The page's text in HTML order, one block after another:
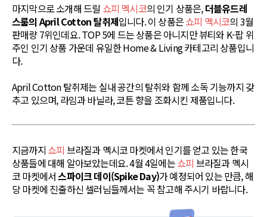
마지막으로 소개해 드릴 쇼피 멕시코의 인기 상품은,더블유드레
스룸의 April Cotton 탈취제입니다. 이 상품은쇼피 멕시코의 3월
판매량 7위인데요. TOP 5에 드는 상품은 아니지만 뷰티와 K-팝 위
주인 인기 상품 가운데 유일한 Home & Living 카테고리 상품입니
다.
April Cotton 탈취제는 실내 공간의 탈취와 함께 소독 기능까지 갖
추고 있으며, 라임과 바닐라, 코튼 향을 조화시킨 제품입니다.
지금까지 쇼피 브라질과 멕시코 마켓에서 인기를 얻고 있는 한국
상품들에 대해 알아보았는데요. 4월 4일에는쇼피 브라질과 멕시
코 마켓에서스파이크 데이(Spike Day)가 예정되어 있는 만큼, 해
당 마켓에 진출하신 셀러님들께서는 꼭 참고해 주시기 바랍니다.